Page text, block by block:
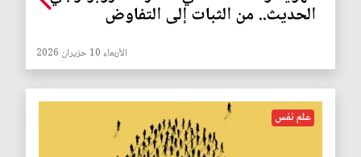
الحديث.. من الثبات إلى التفاوض
الأربعاء 10 حزيران 2026
علم نفس